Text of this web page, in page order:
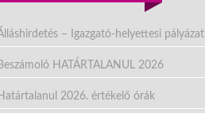
– Igazgató-helyettesi pályázat
HATÁRTALANUL 2026
2026. értékelő órák